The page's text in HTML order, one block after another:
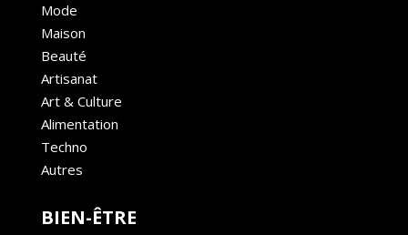
Mode
Maison
Beauté
Artisanat
Art & Culture
Alimentation
Techno
Autres
BIEN-ÊTRE